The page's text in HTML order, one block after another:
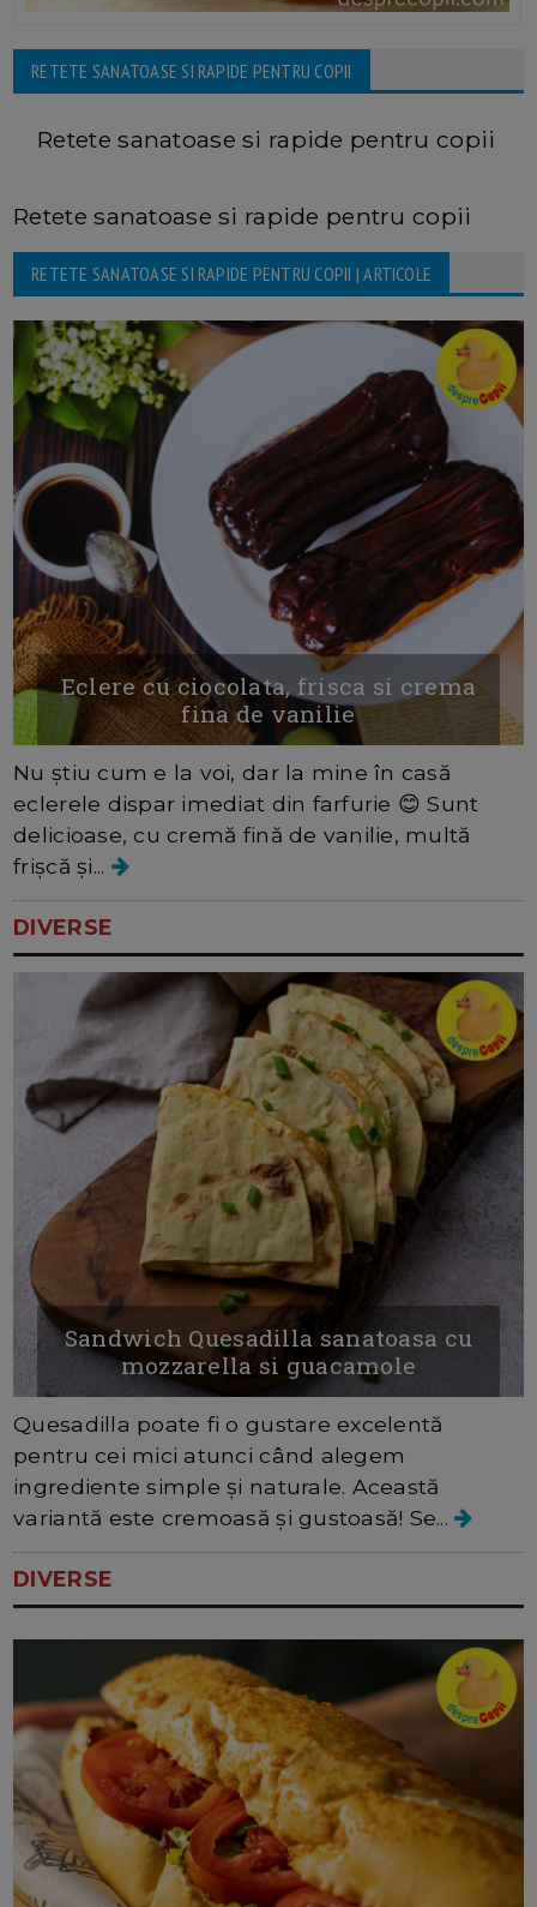
RETETE SANATOASE SI RAPIDE PENTRU COPII
Retete sanatoase si rapide pentru copii
Retete sanatoase si rapide pentru copii
RETETE SANATOASE SI RAPIDE PENTRU COPII | ARTICOLE
Eclere cu ciocolata, frisca si crema
fina de vanilie
Nu știu cum e la voi, dar la mine în casă
eclerele dispar imediat din farfurie 😊 Sunt
delicioase, cu cremă fină de vanilie, multă
frișcă și...
DIVERSE
Sandwich Quesadilla sanatoasa cu
mozzarella si guacamole
Quesadilla poate fi o gustare excelentă
pentru cei mici atunci când alegem
ingrediente simple și naturale. Această
variantă este cremoasă și gustoasă! Se...
DIVERSE